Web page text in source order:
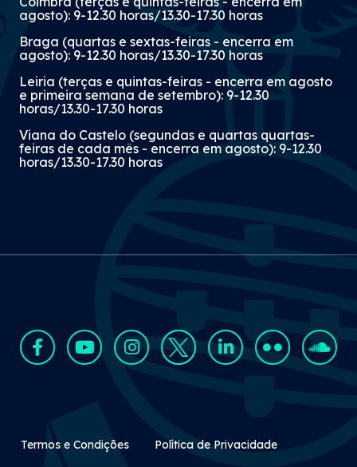
agosto): 9-12.30 horas/13.30-17.30 horas
Braga (quartas e sextas-feiras - encerra em
agosto): 9-12.30 horas/13.30-17.30 horas
Leiria (terças e quintas-feiras - encerra em agosto
e primeira semana de setembro): 9-12.30
horas/13.30-17.30 horas
Viana do Castelo (segundas e quartas quartas-
feiras de cada mês - encerra em agosto): 9-12.30
horas/13.30-17.30 horas
Rodapé Secundário
Termos e Condições Política de Privacidade